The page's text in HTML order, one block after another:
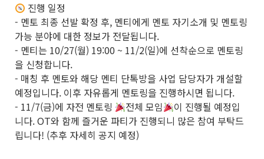
진행 일정
- 멘토 최종 선발 확정 후, 멘티에게 멘토 자기소개 및 멘토링
가능 분야에 대한 정보가 전달됩니다.
- 멘티는 10/27(월) 19:00 ~ 11/2(일)에 선착순으로 멘토링
을 신청합니다.
- 매칭 후 멘토와 해당 멘티 단톡방을 사업 담당자가 개설할
예정입니다. 이후 자유롭게 멘토링을 진행하시면 됩니다.
- 11/7(금)에 자전 멘토링
전체 모임
이 진행될 예정입
니다. OT와 함께 즐거운 파티가 진행되니 많은 참여 부탁드
립니다! (추후 자세히 공지 예정)